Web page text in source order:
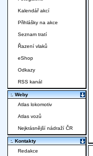
Kalendář akcí
Přihlášky na akce
Seznam tratí
Řazení vlaků
eShop
Odkazy
RSS kanál
:. Weby
Atlas lokomotiv
Atlas vozů
Nejkrásnější nádraží ČR
:. Kontakty
Redakce